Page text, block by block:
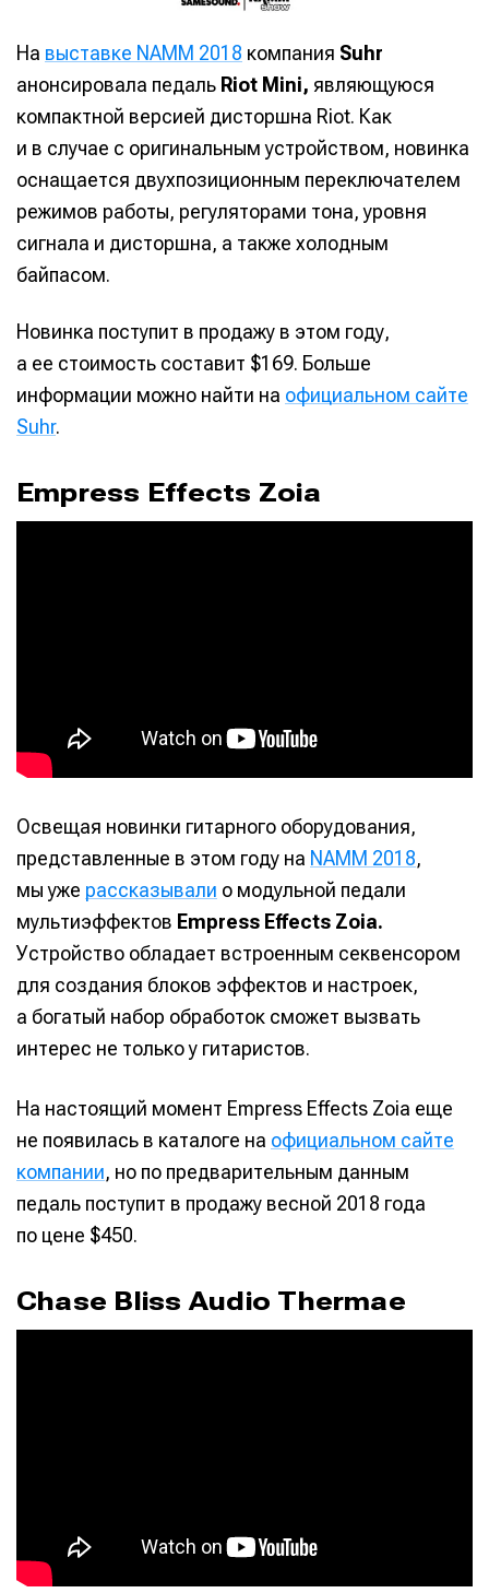
На выставке NAMM 2018 компания Suhr
анонсировала педаль Riot Mini, являющуюся
компактной версией дисторшна Riot. Как
и в случае с оригинальным устройством, новинка
оснащается двухпозиционным переключателем
режимов работы, регуляторами тона, уровня
сигнала и дисторшна, а также холодным
байпасом.
Новинка поступит в продажу в этом году,
а ее стоимость составит $169. Больше
информации можно найти на официальном сайте
Suhr.
Empress Effects Zoia
Освещая новинки гитарного оборудования,
представленные в этом году на NAMM 2018,
мы уже рассказывали о модульной педали
мультиэффектов Empress Effects Zoia.
Устройство обладает встроенным секвенсором
для создания блоков эффектов и настроек,
а богатый набор обработок сможет вызвать
интерес не только у гитаристов.
На настоящий момент Empress Effects Zoia еще
не появилась в каталоге на официальном сайте
компании, но по предварительным данным
педаль поступит в продажу весной 2018 года
по цене $450.
Chase Bliss Audio Thermae